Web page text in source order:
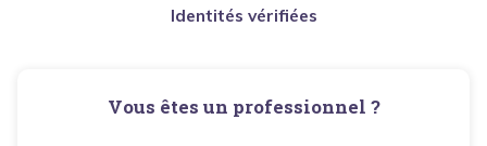
Identités vérifiées
Vous êtes un professionnel ?